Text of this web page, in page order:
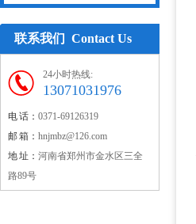
联系我们 Contact Us
24小时热线:
13071031976
电 话： 0371-69126319
邮 箱： hnjmbz@126.com
地 址： 河南省郑州市金水区三全
路89号